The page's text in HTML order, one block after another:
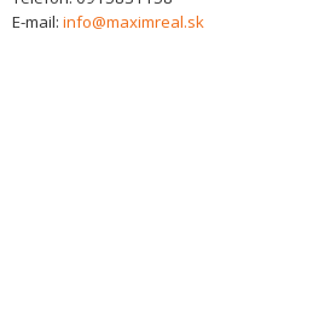
E-mail: info@maximreal.sk